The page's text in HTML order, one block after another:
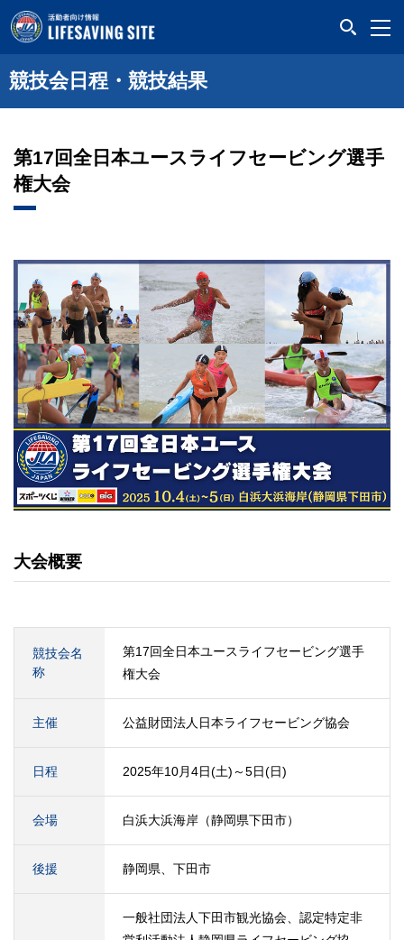
競技会日程・競技結果
第17回全日本ユースライフセービング選手
権大会
大会概要
競技会名
称
第17回全日本ユースライフセービング選手
権大会
主催 公益財団法人日本ライフセービング協会
日程 2025年10月4日(土)～5日(日)
会場 白浜大浜海岸（静岡県下田市）
後援 静岡県、下田市
一般社団法人下田市観光協会、認定特定非